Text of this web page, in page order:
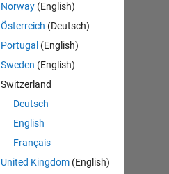
Norway (English)
Österreich (Deutsch)
Portugal (English)
Sweden (English)
Switzerland
Deutsch
English
Français
United Kingdom (English)